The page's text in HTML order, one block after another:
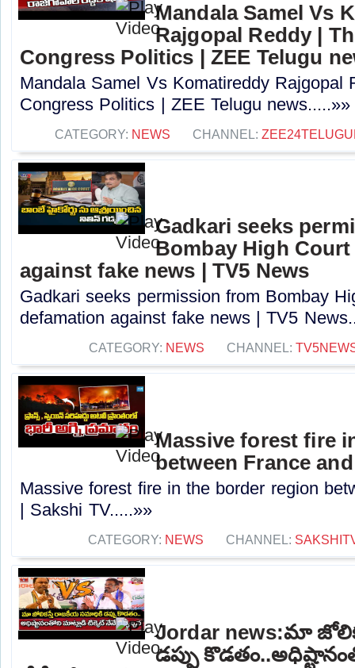
Mandala Samel Vs
Rajgopal Reddy |
Congress Politics | ZEE Telugu
Mandala Samel Vs Komatireddy Rajgopal
Congress Politics | ZEE Telugu news.....»»
CATEGORY: NEWS CHANNEL:
Gadkari seeks
Bombay High
against fake news | TV5 News
Gadkari seeks permission from Bombay
defamation against fake news | TV5
CATEGORY: NEWS CHANNEL:
Massive forest fire
between France
Massive forest fire in the border region
| Sakshi TV.....»»
CATEGORY: NEWS CHANNEL:
Jordar news:మా
డప్పు